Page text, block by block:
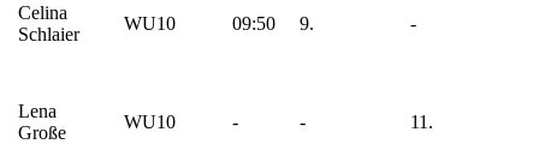
Celina
Schlaier
WU10 09:50 9. -
Lena
Große
WU10 - - 11.